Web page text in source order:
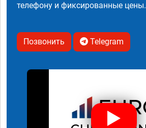
телефону и фиксированные цены.
Позвонить Telegram